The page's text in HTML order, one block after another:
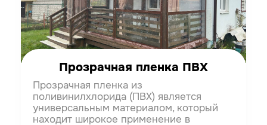
Прозрачная пленка ПВХ
Прозрачная пленка из
поливинилхлорида (ПВХ) является
универсальным материалом, который
находит широкое применение в